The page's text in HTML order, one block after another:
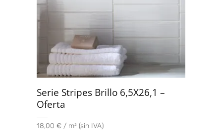
Serie Stripes Brillo 6,5X26,1 –
Oferta
18,00 € / m² (sin IVA)